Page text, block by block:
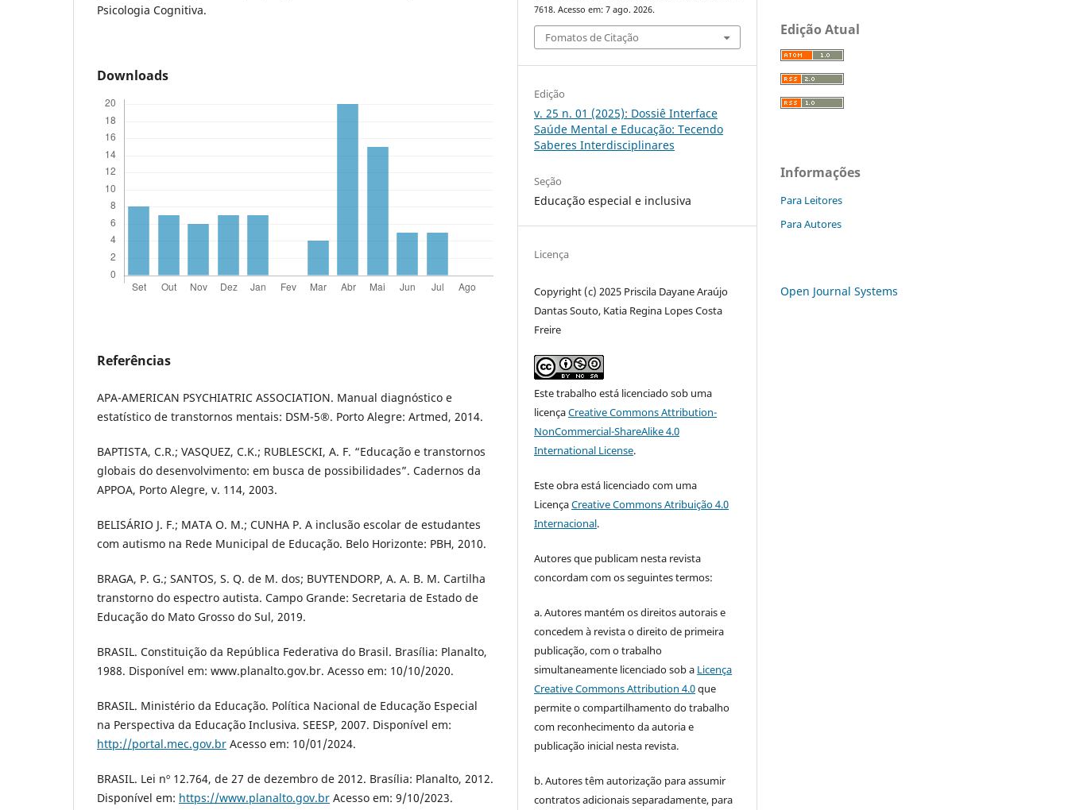
Psicologia Cognitiva.
Downloads
Referências
APA-AMERICAN PSYCHIATRIC ASSOCIATION. Manual diagnóstico e
estatístico de transtornos mentais: DSM-5®. Porto Alegre: Artmed, 2014.
BAPTISTA, C.R.; VASQUEZ, C.K.; RUBLESCKI, A. F. “Educação e transtornos
globais do desenvolvimento: em busca de possibilidades”. Cadernos da
APPOA, Porto Alegre, v. 114, 2003.
BELISÁRIO J. F.; MATA O. M.; CUNHA P. A inclusão escolar de estudantes
com autismo na Rede Municipal de Educação. Belo Horizonte: PBH, 2010.
BRAGA, P. G.; SANTOS, S. Q. de M. dos; BUYTENDORP, A. A. B. M. Cartilha
transtorno do espectro autista. Campo Grande: Secretaria de Estado de
Educação do Mato Grosso do Sul, 2019.
BRASIL. Constituição da República Federativa do Brasil. Brasília: Planalto,
1988. Disponível em: www.planalto.gov.br. Acesso em: 10/10/2020.
BRASIL. Ministério da Educação. Política Nacional de Educação Especial
na Perspectiva da Educação Inclusiva. SEESP, 2007. Disponível em:
http://portal.mec.gov.br Acesso em: 10/01/2024.
BRASIL. Lei nº 12.764, de 27 de dezembro de 2012. Brasília: Planalto, 2012.
Disponível em: https://www.planalto.gov.br Acesso em: 9/10/2023.
7618. Acesso em: 7 ago. 2026.
Fomatos de Citação
Edição
v. 25 n. 01 (2025): Dossiê Interface
Saúde Mental e Educação: Tecendo
Saberes Interdisciplinares
Seção
Educação especial e inclusiva
Licença
Copyright (c) 2025 Priscila Dayane Araújo
Dantas Souto, Katia Regina Lopes Costa
Freire
Este trabalho está licenciado sob uma
licençaCreative Commons Attribution-
NonCommercial-ShareAlike 4.0
International License.
Este obra está licenciado com uma
LicençaCreative Commons Atribuição 4.0
Internacional.
Autores que publicam nesta revista
concordam com os seguintes termos:
a. Autores mantém os direitos autorais e
concedem à revista o direito de primeira
publicação, com o trabalho
simultaneamente licenciado sob a Licença
Creative Commons Attribution 4.0que
permite o compartilhamento do trabalho
com reconhecimento da autoria e
publicação inicial nesta revista.
b. Autores têm autorização para assumir
contratos adicionais separadamente, para
Edição Atual
Informações
Para Leitores
Para Autores
Open Journal Systems